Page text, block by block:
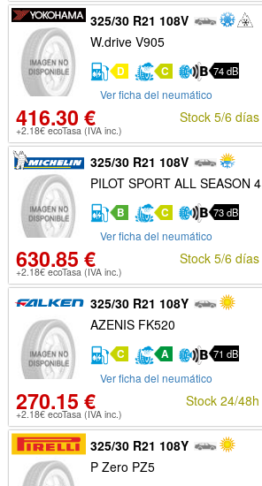
325/30 R21 108V
W.drive V905
D C 74 dB
Ver ficha del neumático
416.30 €
+2.18€ ecoTasa (IVA inc.)
Stock 5/6 días
325/30 R21 108V
PILOT SPORT ALL SEASON 4
B C 73 dB
Ver ficha del neumático
630.85 €
+2.18€ ecoTasa (IVA inc.)
Stock 5/6 días
325/30 R21 108Y
AZENIS FK520
C A 71 dB
Ver ficha del neumático
270.15 €
+2.18€ ecoTasa (IVA inc.)
Stock 24/48h
325/30 R21 108Y
P Zero PZ5